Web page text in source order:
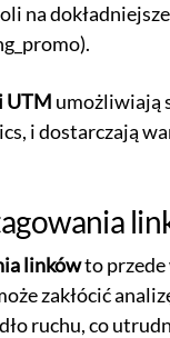
na
UTM umożliwiają
i dostarczają
linkówto
zakłócić
ruchu, co